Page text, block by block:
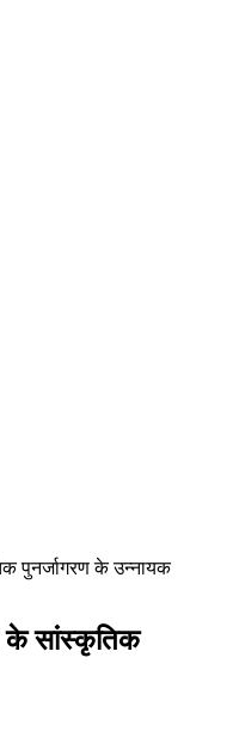
के सांस्कृतिक